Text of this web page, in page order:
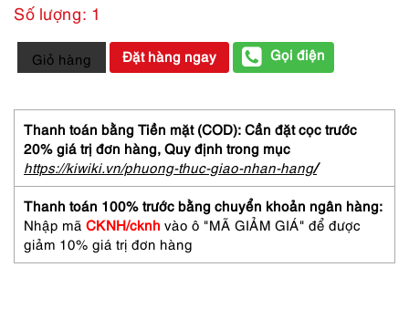
Số lượng: 1
1846-
Đồng
nam/nữ-
Daniel
Wallington
men's/women's
watch-
Đã
sử
dụng
số
Giỏ hàng Đặt hàng ngay Gọi điện
Thanh toán bằng Tiền mặt (COD): Cần đặt cọc trước
20% giá trị đơn hàng, Quy định trong mục
https://kiwiki.vn/phuong-thuc-giao-nhan-hang/
Thanh toán 100% trước bằng chuyển khoản ngân hàng:
Nhập mã CKNH/cknh vào ô "MÃ GIẢM GIÁ" để được
giảm 10% giá trị đơn hàng